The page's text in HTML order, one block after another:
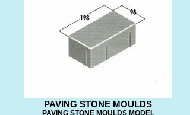
PAVING STONE MOULDS
PAVING STONE MOULDS MODEL